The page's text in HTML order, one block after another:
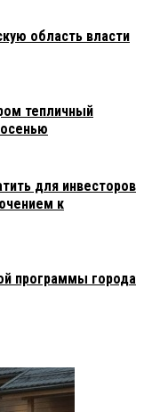
область власти
тепличный
для инвесторов
к
программы города